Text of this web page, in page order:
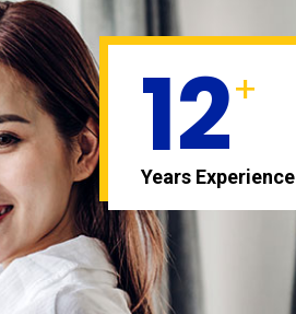
12+
Years Experience